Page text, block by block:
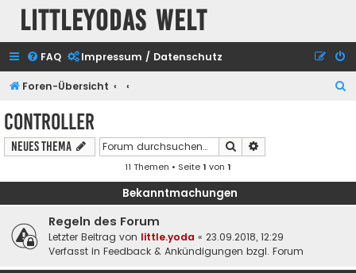
Littleyodas Welt
FAQ Impressum / Datenschutz
Foren-Übersicht
Controller
Neues Thema Suche
11 Themen • Seite1 von 1
Bekanntmachungen
Regeln des Forum
Letzter Beitrag von little.yoda « 23.09.2018, 12:29
Verfasst in Feedback & Ankündigungen bzgl. Forum